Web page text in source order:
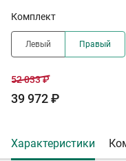
Комплект
Левый Правый
52 033 ₽
39 972 ₽
Характеристики